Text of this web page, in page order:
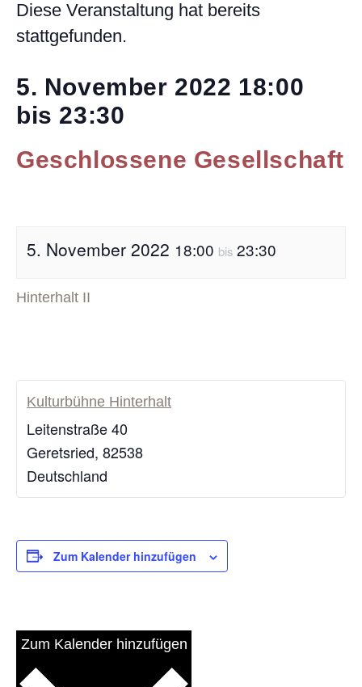
Diese Veranstaltung hat bereits
stattgefunden.
5. November 2022 18:00
bis 23:30
Geschlossene Gesellschaft
5. November 2022 18:00 bis 23:30
Hinterhalt II
Kulturbühne Hinterhalt
Leitenstraße 40
Geretsried, 82538
Deutschland
Zum Kalender hinzufügen